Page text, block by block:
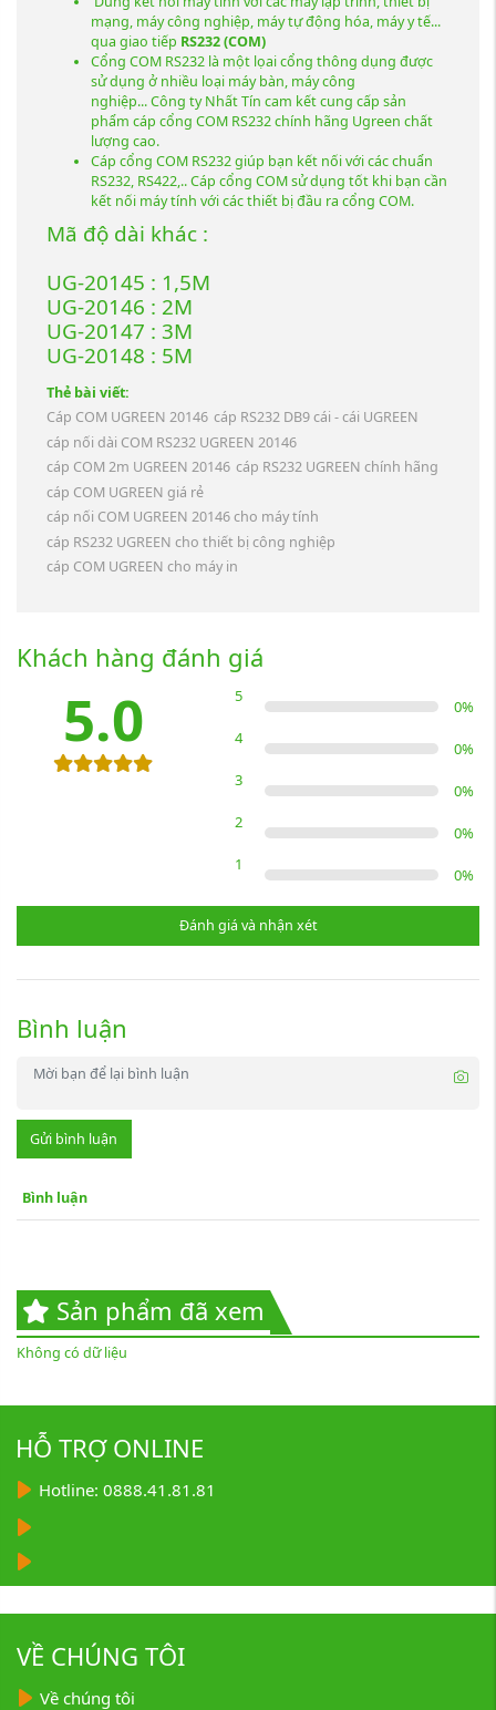
mạng, máy công nghiệp, máy tự động hóa, máy y tế...
qua giao tiếp RS232 (COM)
Cổng COM RS232 là một lọai cổng thông dụng được
sử dụng ở nhiều loại máy bàn, máy công
nghiệp... Công ty Nhất Tín cam kết cung cấp sản
phẩm cáp cổng COM RS232 chính hãng Ugreen chất
lượng cao.
Cáp cổng COM RS232 giúp bạn kết nối với các chuẩn
RS232, RS422,.. Cáp cổng COM sử dụng tốt khi bạn cần
kết nối máy tính với các thiết bị đầu ra cổng COM.
Mã độ dài khác :
UG-20145 : 1,5M
UG-20146 : 2M
UG-20147 : 3M
UG-20148 : 5M
Thẻ bài viết:
Cáp COM UGREEN 20146 cáp RS232 DB9 cái - cái UGREEN
cáp nối dài COM RS232 UGREEN 20146
cáp COM 2m UGREEN 20146 cáp RS232 UGREEN chính hãng
cáp COM UGREEN giá rẻ
cáp nối COM UGREEN 20146 cho máy tính
cáp RS232 UGREEN cho thiết bị công nghiệp
cáp COM UGREEN cho máy in
Khách hàng đánh giá
5.0 5
0%
4
0%
3
0%
2
0%
1
0%
Đánh giá và nhận xét
Bình luận
Gửi bình luận
Bình luận
Sản phẩm đã xem
Không có dữ liệu
HỖ TRỢ ONLINE
Hotline: 0888.41.81.81
VỀ CHÚNG TÔI
Về chúng tôi